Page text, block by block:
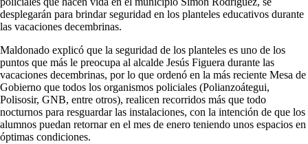
desplegarán para brindar seguridad en los planteles educativos durante
las vacaciones decembrinas.
Maldonado explicó que la seguridad de los planteles es uno de los
puntos que más le preocupa al alcalde Jesús Figuera durante las
vacaciones decembrinas, por lo que ordenó en la más reciente Mesa de
Gobierno que todos los organismos policiales (Polianzoátegui,
Polisosir, GNB, entre otros), realicen recorridos más que todo
nocturnos para resguardar las instalaciones, con la intención de que los
alumnos puedan retornar en el mes de enero teniendo unos espacios en
óptimas condiciones.